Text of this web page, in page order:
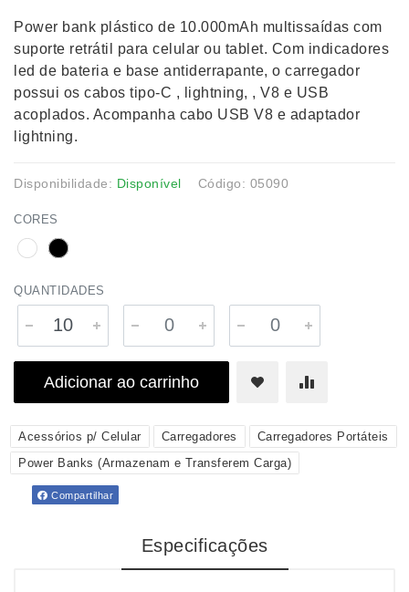
Power bank plástico de 10.000mAh multissaídas com
suporte retrátil para celular ou tablet. Com indicadores
led de bateria e base antiderrapante, o carregador
possui os cabos tipo-C , lightning, , V8 e USB
acoplados. Acompanha cabo USB V8 e adaptador
lightning.
Disponibilidade: Disponível Código: 05090
CORES
QUANTIDADES
Adicionar ao carrinho
Acessórios p/ Celular Carregadores
Carregadores Portáteis
Power Banks (Armazenam e Transferem Carga)
Compartilhar
Especificações